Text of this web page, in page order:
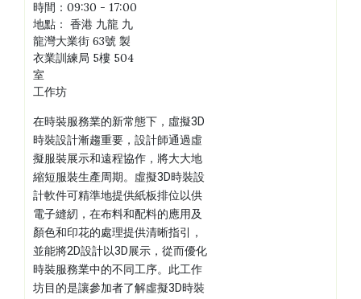
時間： 09:30 - 17:00
地點： 香港 九龍 九
龍灣大業街 63號 製
衣業訓練局 5樓 504
室
工作坊
在時裝服務業的新常態下，虛擬3D
時裝設計漸趨重要，設計師通過虛
擬服裝展示和遠程協作，將大大地
縮短服裝生產周期。虛擬3D時裝設
計軟件可精準地提供紙板排位以供
電子縫紉，在布料和配料的應用及
顏色和印花的處理提供清晰指引，
並能將2D設計以3D展示，從而優化
時裝服務業中的不同工序。此工作
坊目的是讓參加者了解虛擬3D時裝